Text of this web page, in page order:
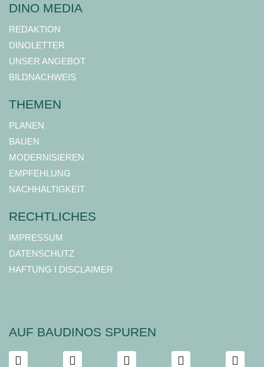
DINO MEDIA
REDAKTION
DINOLETTER
UNSER ANGEBOT
BILDNACHWEIS
THEMEN
PLANEN
BAUEN
MODERNISIEREN
EMPFEHLUNG
NACHHALTIGKEIT
RECHTLICHES
IMPRESSUM
DATENSCHUTZ
HAFTUNG I DISCLAIMER
AUF BAUDINOS SPUREN